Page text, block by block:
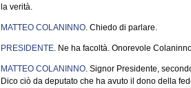
la verità.
MATTEO COLANINNO. Chiedo di parlare.
PRESIDENTE. Ne ha facoltà. Onorevole
MATTEO COLANINNO. Signor Presidente,
Dico ciò da deputato che ha avuto il dono della